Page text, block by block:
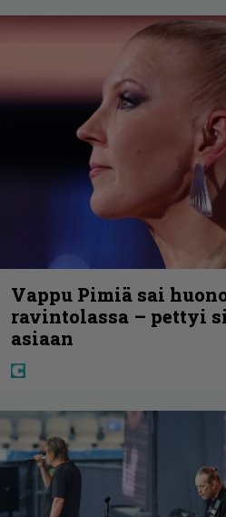
Vappu Pimiä sai
ravintolassa – pettyi
asiaan